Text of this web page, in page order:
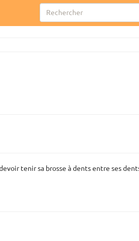
tenir sa brosse à dents entre ses